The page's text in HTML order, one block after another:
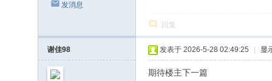
发消息
回复
谢佳98 发表于 2026-5-28 02:49:25 显
期待楼主下一篇